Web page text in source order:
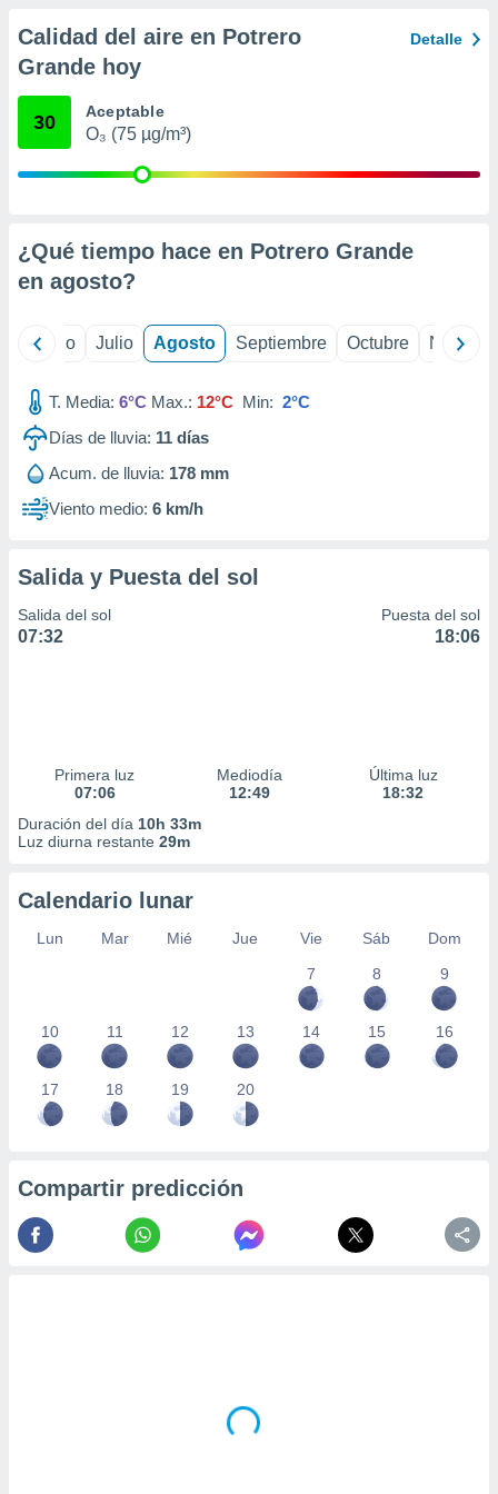
e
mediante
publicidad
de
Calidad del aire en Potrero
Grande hoy
Detalle
30 Aceptable
O₃ (75 µg/m³)
¿Qué tiempo hace en Potrero Grande
en agosto?
Junio Julio Agosto Septiembre Octubre
T. Media: 6°C Max.: 12°C Min: 2°C
Días de lluvia: 11 días
Acum. de lluvia: 178 mm
Viento medio: 6 km/h
Salida y Puesta del sol
Salida del sol
07:32
Puesta del sol
18:06
Primera luz
07:06
Mediodía
12:49
Última luz
18:32
Duración del día 10h 33m
Luz diurna restante 29m
Calendario lunar
Lun Mar Mié Jue Vie Sáb
Dom
7
8 9
10 11 12 13 14 15 16
17 18 19 20
Compartir predicción